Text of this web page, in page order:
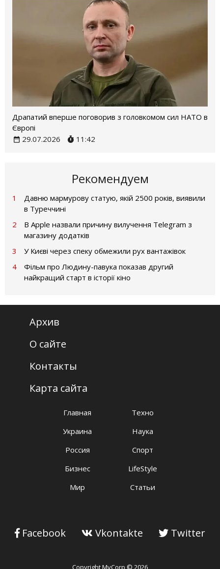
Драпатий вперше поговорив з головкомом сил НАТО в
Європі
29.07.2026
11:42
Рекомендуем
1
Давню мармурову статую, якій 2500 років, виявили
в Туреччині
2
В Apple назвали причину вилучення Telegram з
магазину додатків
3
У Києві через спеку обмежили рух вантажівок
4
Фільм про Людину-павука показав другий
найкращий старт в історії кіно
Copyright MyCorp © 2026
Главная
Украина
Россия
Бизнес
Мир
Техно
Наука
Спорт
LifeStyle
Статьи
Facebook Vkontakte Twitter
Архив
О сайте
Контакты
Карта сайта